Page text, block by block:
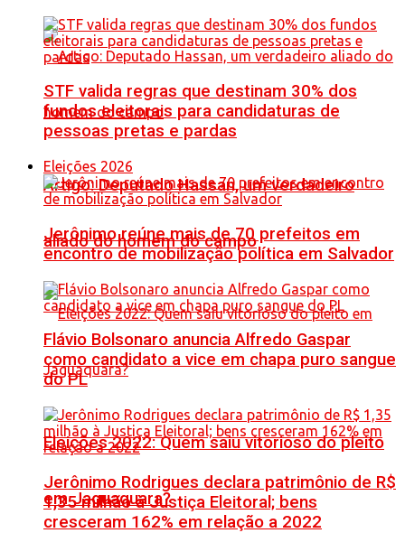
Artigo: Deputado Hassan, um verdadeiro
aliado do homem do campo
Eleições 2022: Quem saiu vitorioso do pleito
em Jaguaquara?
STF valida regras que destinam 30% dos
fundos eleitorais para candidaturas de
pessoas pretas e pardas
Eleições 2026
Jerônimo reúne mais de 70 prefeitos em
encontro de mobilização política em Salvador
Flávio Bolsonaro anuncia Alfredo Gaspar
como candidato a vice em chapa puro sangue
do PL
Jerônimo Rodrigues declara patrimônio de R$
1,35 milhão à Justiça Eleitoral; bens
cresceram 162% em relação a 2022